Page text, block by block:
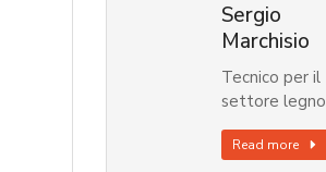
Sergio
Marchisio
Tecnico per il
settore legno
Read more